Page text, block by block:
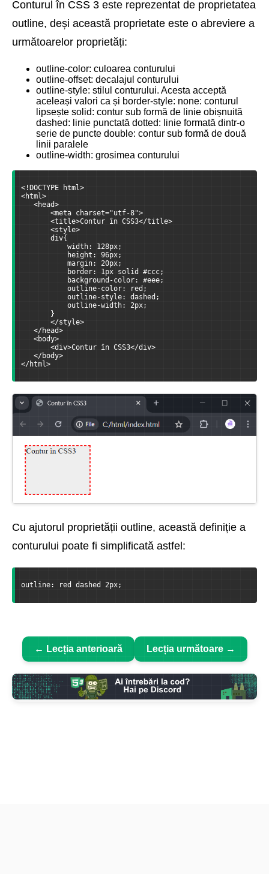
Conturul în CSS 3 este reprezentat de proprietatea
outline, deși această proprietate este o abreviere a
următoarelor proprietăți:
outline-color: culoarea conturului
outline-offset: decalajul conturului
outline-style: stilul conturului. Acesta acceptă
aceleași valori ca și border-style: none: conturul
lipsește solid: contur sub formă de linie obișnuită
dashed: linie punctată dotted: linie formată dintr-o
serie de puncte double: contur sub formă de două
linii paralele
outline-width: grosimea conturului
<!DOCTYPE html>
<html>
<head>
<meta charset="utf-8">
<title>Contur în CSS3</title>
<style>
div{
width: 128px;
height: 96px;
margin: 20px;
border: 1px solid #ccc;
background-color: #eee;
outline-color: red;
outline-style: dashed;
outline-width: 2px;
}
</style>
</head>
<body>
<div>Contur în CSS3</div>
</body>
</html>
Cu ajutorul proprietății outline, această definiție a
conturului poate fi simplificată astfel:
outline: red dashed 2px;
← Lecția anterioară Lecția următoare →